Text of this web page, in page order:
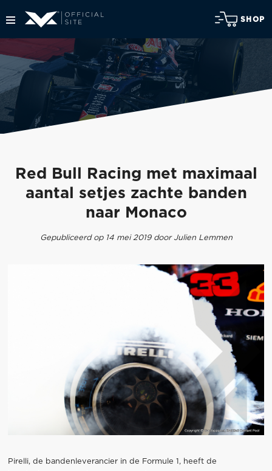
SHOP
Red Bull Racing met maximaal
aantal setjes zachte banden
naar Monaco
Gepubliceerd op 14 mei 2019 door Julien Lemmen
Pirelli, de bandenleverancier in de Formule 1, heeft de